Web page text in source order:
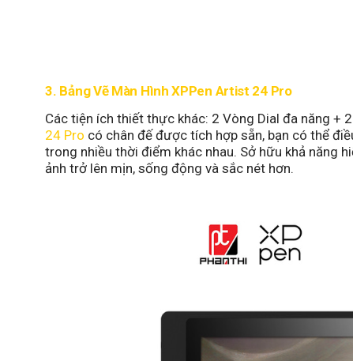
3. Bảng Vẽ Màn Hình XPPen Artist 24 Pro
Các tiện ích thiết thực khác: 2 Vòng Dial đa năng
24 Pro có chân đế được tích hợp sẵn, bạn có thể
trong nhiều thời điểm khác nhau. Sở hữu khả năng
ảnh trở lên mịn, sống động và sắc nét hơn.